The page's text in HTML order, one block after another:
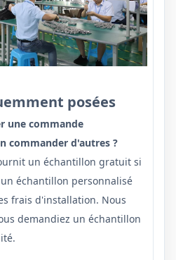
posées
une commande
commander d'autres ?
un échantillon gratuit si
échantillon personnalisé
frais d'installation. Nous
demandiez un échantillon